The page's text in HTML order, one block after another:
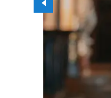
Przejdź do